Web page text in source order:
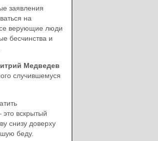
заявления
на
верующие люди
бесчинства и
Медведев
случившемуся
вскрытый
снизу доверху
беду.